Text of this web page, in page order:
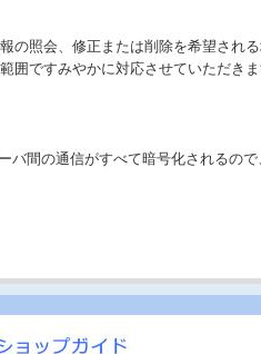
の照会、修正または削除を希望され
囲ですみやかに対応させていただきま
バ間の通信がすべて暗号化されるの